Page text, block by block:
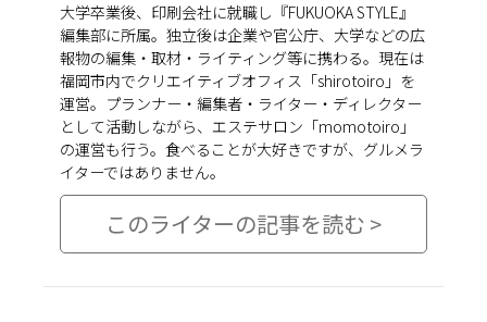
大学卒業後、印刷会社に就職し『FUKUOKA STYLE』
編集部に所属。独立後は企業や官公庁、大学などの広
報物の編集・取材・ライティング等に携わる。現在は
福岡市内でクリエイティブオフィス「shirotoiro」を
運営。プランナー・編集者・ライター・ディレクター
として活動しながら、エステサロン「momotoiro」
の運営も行う。食べることが大好きですが、グルメラ
イターではありません。
このライターの記事を読む >